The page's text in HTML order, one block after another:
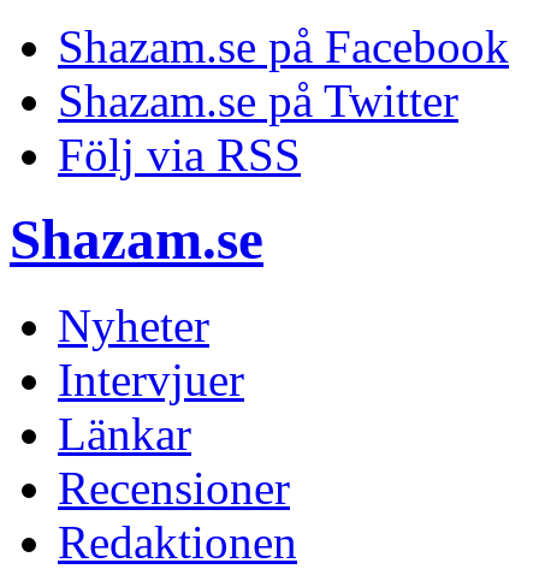
Shazam.se på Facebook
Shazam.se på Twitter
Följ via RSS
Shazam.se
Nyheter
Intervjuer
Länkar
Recensioner
Redaktionen